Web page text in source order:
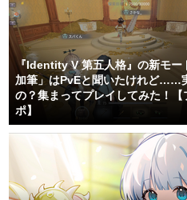
『Identity V 第五人格』の新モー
加筆」はPvEと聞いたけれど……
の？集まってプレイしてみた！【
ポ】